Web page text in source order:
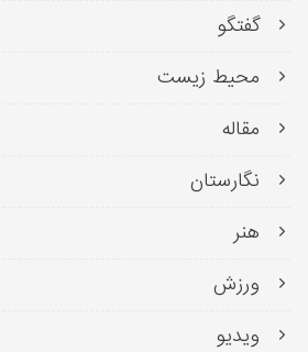
گفتگو
محیط زیست
مقاله
نگارستان
هنر
ورزش
ویدیو